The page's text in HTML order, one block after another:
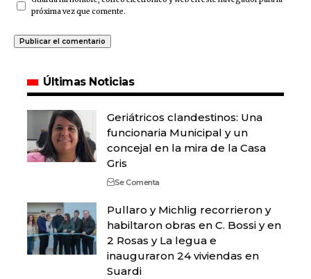
próxima vez que comente.
Últimas Noticias
Geriátricos clandestinos: Una
funcionaria Municipal y un
concejal en la mira de la Casa
Gris
Se Comenta
Pullaro y Michlig recorrieron y
habiltaron obras en C. Bossi y en
2 Rosas y La legua e
inauguraron 24 viviendas en
Suardi